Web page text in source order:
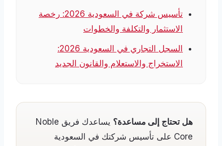
تأسيس شركة في السعودية 2026: رخصة
الاستثمار والتكلفة والخطوات
السجل التجاري في السعودية 2026:
الاستخراج والاستعلام والقانون الجديد
هل تحتاج إلى مساعدة؟
يساعدك فريق Noble
Core على تأسيس شركتك في السعودية